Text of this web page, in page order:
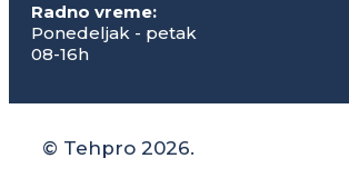
Radno vreme:
Ponedeljak - petak
08-16h
© Tehpro 2026.